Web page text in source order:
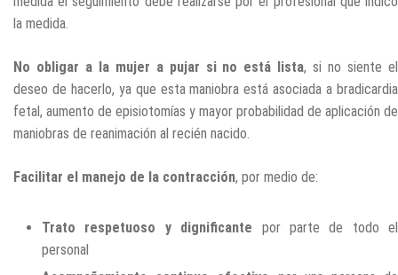
la medida.
No obligar a la mujer a pujar si no está lista, si no siente el
deseo de hacerlo, ya que esta maniobra está asociada a bradicardia
fetal, aumento de episiotomías y mayor probabilidad de aplicación de
maniobras de reanimación al recién nacido.
Facilitar el manejo de la contracción, por medio de:
Trato respetuoso y dignificante por parte de todo el
personal